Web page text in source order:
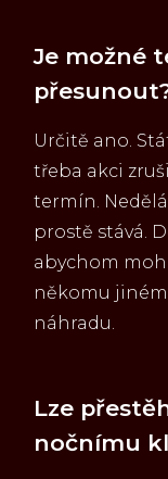
Je možné
Určitě ano.
třeba akci
termín.
prostě stává.
abychom
někomu
náhradu.
Lze
nočnímu